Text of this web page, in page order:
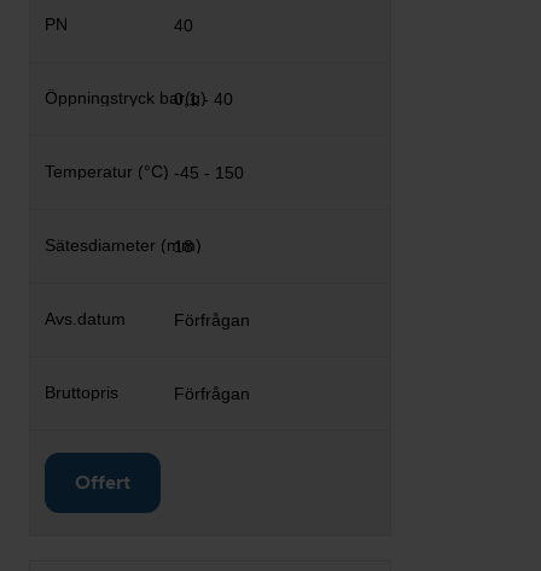
40
0,1 - 40
-45 - 150
18
Förfrågan
Förfrågan
Offert